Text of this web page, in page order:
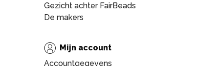
Gezicht achter FairBeads
De makers
Mijn account
Accountgegevens